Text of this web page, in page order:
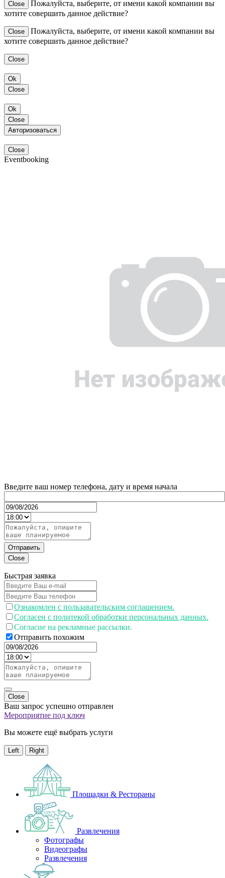
Close
Пожалуйста, выберите, от имени какой компании вы
хотите совершить данное действие?
Close
Пожалуйста, выберите, от имени какой компании вы
хотите совершить данное действие?
Close
Ok
Close
Ok
Close
Авторизоваться
Close
Eventbooking
Введите ваш номер телефона, дату и время начала
Отправить
Close
Быстрая заявка
Ознакомлен с пользавательским соглашением.
Согласен с политекой обработки персональных данных.
Согласие на рекламные рассылки.
Отправить похожим
Close
Ваш запрос успешно отправлен
Мероприятие под ключ
Вы можете ещё выбрать услуги
Left Right
Площадки & Рестораны
Развлечения
Фотографы
Видеографы
Развлечения